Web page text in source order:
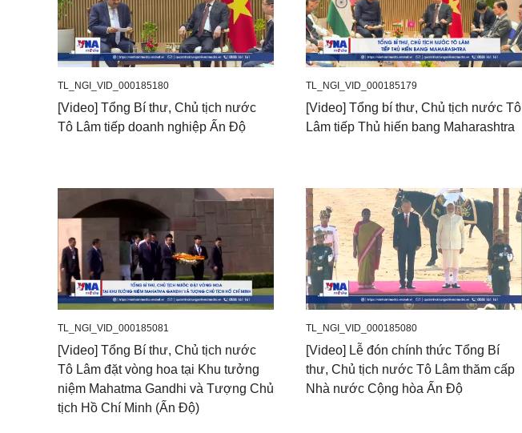
TL_NGI_VID_000185180
[Video] Tổng Bí thư, Chủ tịch nước
Tô Lâm tiếp doanh nghiệp Ấn Độ
TL_NGI_VID_000185179
[Video] Tổng bí thư, Chủ tịch nước Tô
Lâm tiếp Thủ hiến bang Maharashtra
TL_NGI_VID_000185081
[Video] Tổng Bí thư, Chủ tịch nước
Tô Lâm đặt vòng hoa tại Khu tưởng
niệm Mahatma Gandhi và Tượng Chủ
tịch Hồ Chí Minh (Ấn Độ)
TL_NGI_VID_000185080
[Video] Lễ đón chính thức Tổng Bí
thư, Chủ tịch nước Tô Lâm thăm cấp
Nhà nước Cộng hòa Ấn Độ